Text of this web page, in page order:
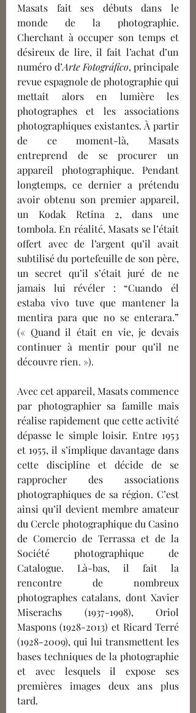
Masats fait ses débuts dans le
monde de la photographie.
Cherchant à occuper son temps et
désireux de lire, il fait l’achat d’un
numéro d’Arte Fotográfico, principale
revue espagnole de photographie qui
mettait alors en lumière les
photographes et les associations
photographiques existantes. À partir
de ce moment-là, Masats
entreprend de se procurer un
appareil photographique. Pendant
longtemps, ce dernier a prétendu
avoir obtenu son premier appareil,
un Kodak Retina 2, dans une
tombola. En réalité, Masats se l’était
offert avec de l’argent qu’il avait
subtilisé du portefeuille de son père,
un secret qu’il s’était juré de ne
jamais lui révéler : “Cuando él
estaba vivo tuve que mantener la
mentira para que no se enterara.”
(« Quand il était en vie, je devais
continuer à mentir pour qu’il ne
découvre rien. »).
Avec cet appareil, Masats commence
par photographier sa famille mais
réalise rapidement que cette activité
dépasse le simple loisir. Entre 1953
et 1955, il s’implique davantage dans
cette discipline et décide de se
rapprocher des associations
photographiques de sa région. C’est
ainsi qu’il devient membre amateur
du Cercle photographique du Casino
de Comercio de Terrassa et de la
Société photographique de
Catalogue. Là-bas, il fait la
rencontre de nombreux
photographes catalans, dont Xavier
Miserachs (1937-1998), Oriol
Maspons (1928-2013) et Ricard Terré
(1928-2009), qui lui transmettent les
bases techniques de la photographie
et avec lesquels il expose ses
premières images deux ans plus
tard.